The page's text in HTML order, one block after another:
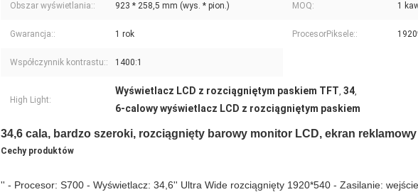
Obszar wyświetlania:: 923 * 258,5 mm (wys. * pion.) MOQ: 1
Gwarancja:: 1 rok ProcesorPiksele::
Współczynnik kontrastu:: 1400:1
High Light:
Wyświetlacz LCD z rozciągniętym paskiem TFT, 34,
6-calowy wyświetlacz LCD z rozciągniętym paskiem
34,6 cala, bardzo szeroki, rozciągnięty barowy monitor LCD, ekran reklamowy
Cechy produktów
'' - Procesor: S700 - Wyświetlacz: 34,6'' Ultra Wide rozciągnięty 1920*540 - Zasilanie: